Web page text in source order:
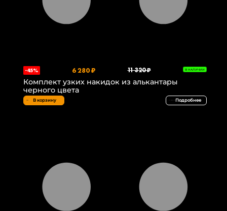
-45% 6 280 ₽ 11 320 ₽ В НАЛИЧИИ
Комплект узких накидок из алькантары
черного цвета
В корзину Подробнее